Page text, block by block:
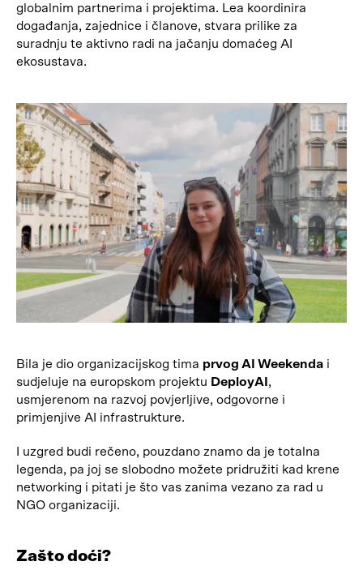
globalnim partnerima i projektima. Lea koordinira
događanja, zajednice i članove, stvara prilike za
suradnju te aktivno radi na jačanju domaćeg AI
ekosustava.
Bila je dio organizacijskog tima prvog AI Weekenda i
sudjeluje na europskom projektu DeployAI ,
usmjerenom na razvoj povjerljive, odgovorne i
primjenjive AI infrastrukture.
I uzgred budi rečeno, pouzdano znamo da je totalna
legenda, pa joj se slobodno možete pridružiti kad krene
networking i pitati je što vas zanima vezano za rad u
NGO organizaciji.
Zašto doći?